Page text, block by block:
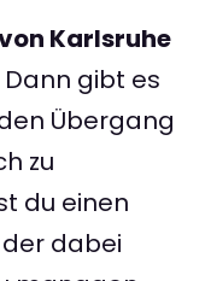
Karlsruhe
Dann gibt es
Übergang
zu
du einen
dabei